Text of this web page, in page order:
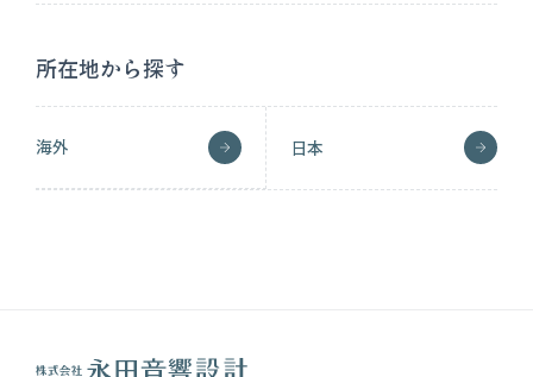
所在地から探す
海外 日本